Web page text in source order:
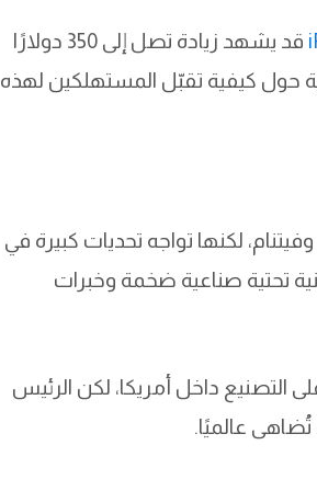
قد يشهد زيادة تصل إلى 350 دولارًا
حول كيفية تقبّل المستهلكين لهذه
لكنها تواجه تحديات كبيرة في
تحتية صناعية ضخمة وخبرات
التصنيع داخل أمريكا، لكن الرئيس
عالميًا.